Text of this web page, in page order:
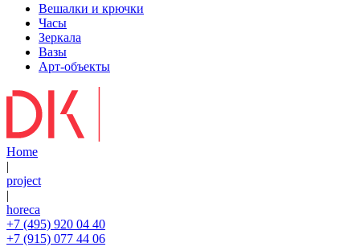
Вешалки и крючки
Часы
Зеркала
Вазы
Арт-объекты
Home
|
project
|
horeca
+7 (495) 920 04 40
+7 (915) 077 44 06